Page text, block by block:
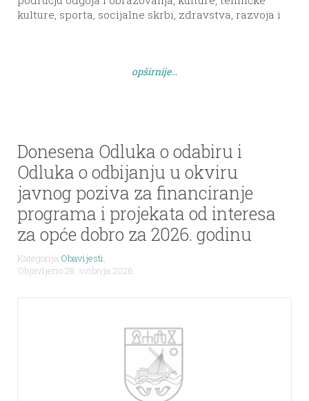
kulture, sporta, socijalne skrbi, zdravstva, razvoja i
Sva pitanja vezana uz Javni poziv mogu se […]
opširnije...
Donesena Odluka o odabiru i
Odluka o odbijanju u okviru
javnog poziva za financiranje
programa i projekata od interesa
za opće dobro za 2026. godinu
Kategorija Obavijesti,
Objavljeno 28. svibnja 2026.